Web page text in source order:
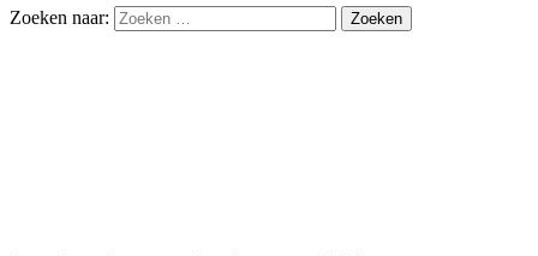
Zoeken naar: